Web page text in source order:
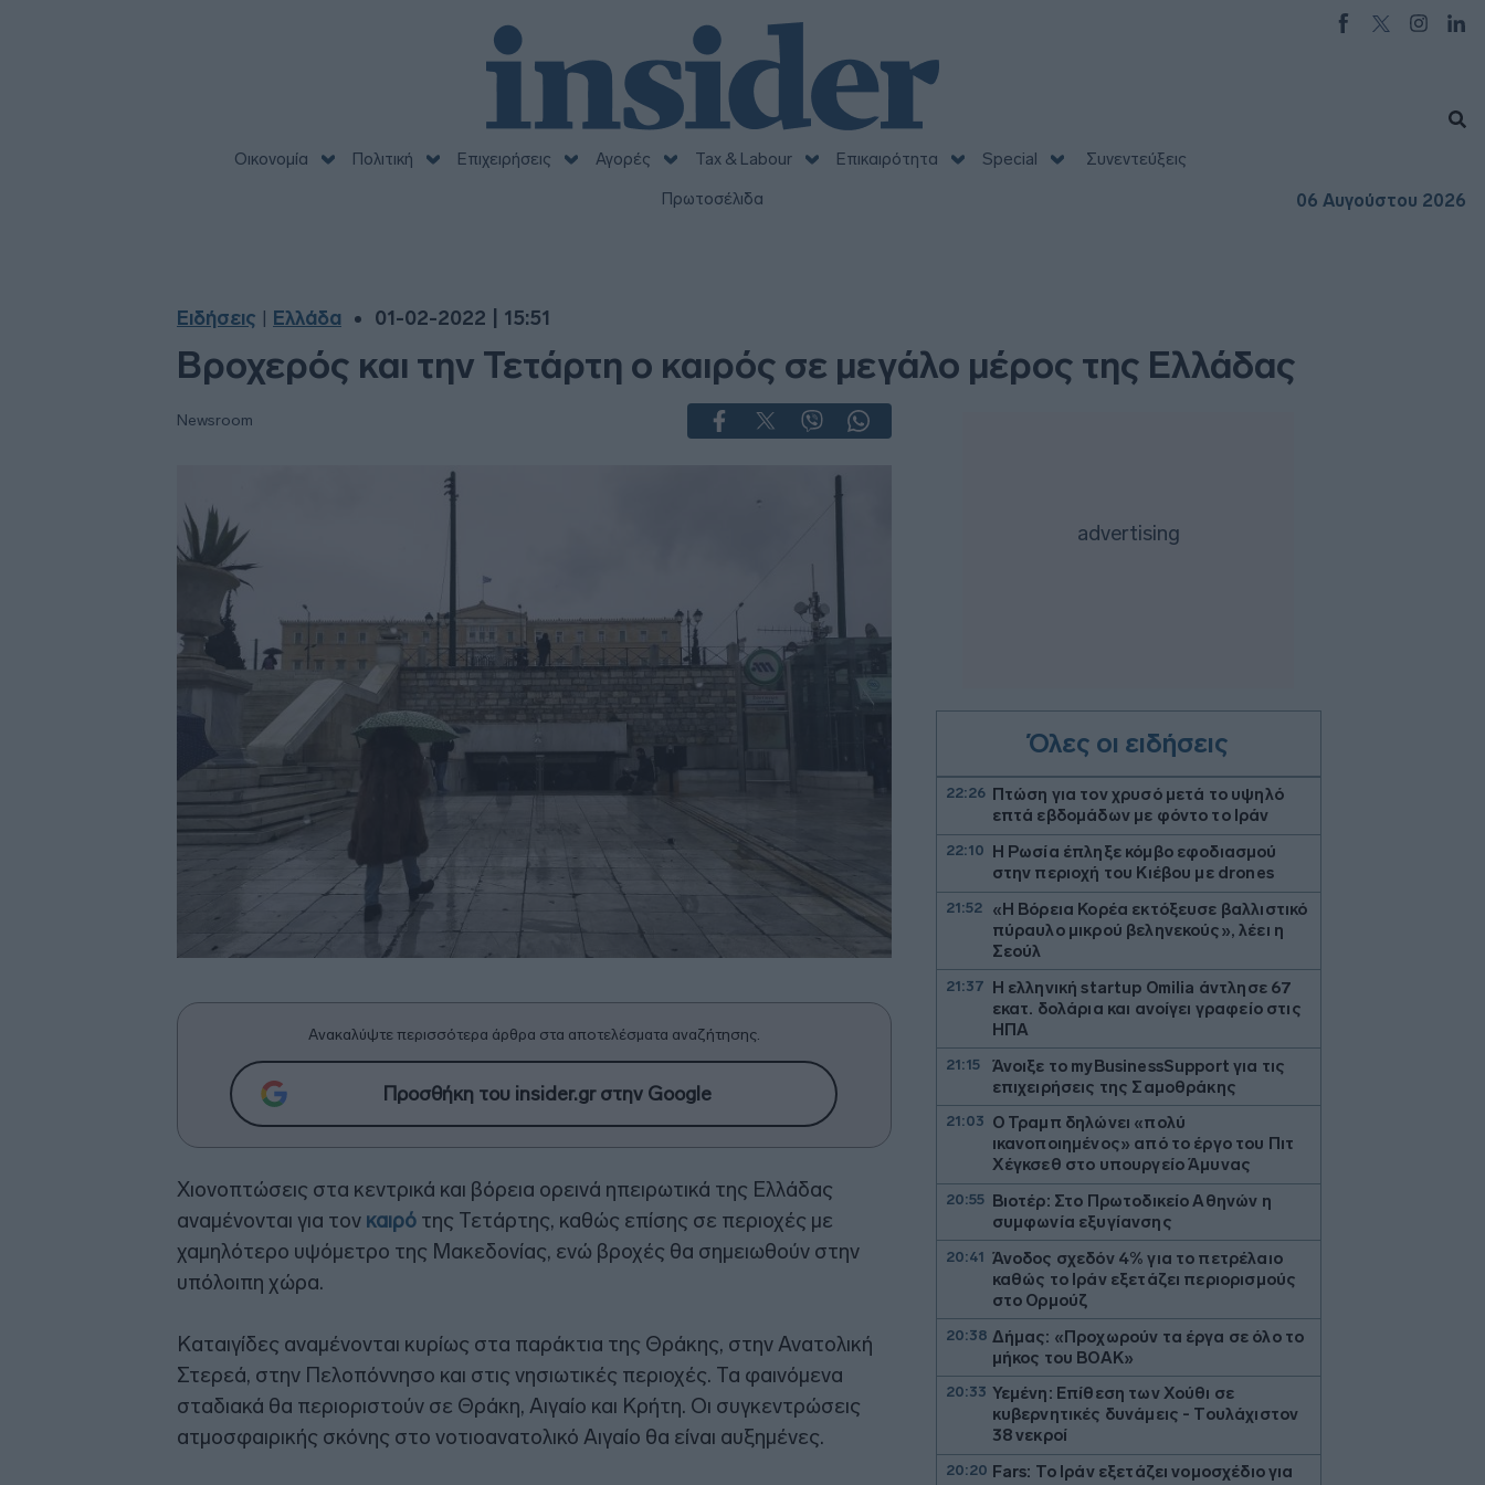
Οικονομία Πολιτική Επιχειρήσεις Αγορές Tax & Labour Επικαιρότητα Special
Συνεντεύξεις
Πρωτοσέλιδα
06 Αυγούστου 2026
Ειδήσεις Ελλάδα 01-02-2022 | 15:51
Βροχερός και την Τετάρτη ο καιρός σε μεγάλο μέρος της Ελλάδας
Newsroom
Ανακαλύψτε περισσότερα άρθρα στα αποτελέσματα αναζήτησης.
Προσθήκη του insider.gr στην Google
Χιονοπτώσεις στα κεντρικά και βόρεια ορεινά ηπειρωτικά της Ελλάδας
αναμένονται για τον καιρό της Τετάρτης, καθώς επίσης σε περιοχές με
χαμηλότερο υψόμετρο της Μακεδονίας, ενώ βροχές θα σημειωθούν στην
υπόλοιπη χώρα.
Καταιγίδες αναμένονται κυρίως στα παράκτια της Θράκης, στην Ανατολική
Στερεά, στην Πελοπόννησο και στις νησιωτικές περιοχές. Τα φαινόμενα
σταδιακά θα περιοριστούν σε Θράκη, Αιγαίο και Κρήτη. Οι συγκεντρώσεις
ατμοσφαιρικής σκόνης στο νοτιοανατολικό Αιγαίο θα είναι αυξημένες.
Όλες οι ειδήσεις
22:26
Πτώση για τον χρυσό μετά το υψηλό
επτά εβδομάδων με φόντο το Ιράν
22:10 Η Ρωσία έπληξε κόμβο εφοδιασμού
στην περιοχή του Κιέβου με drones
21:52
«Η Βόρεια Κορέα εκτόξευσε βαλλιστικό
πύραυλο μικρού βεληνεκούς», λέει η
Σεούλ
21:37 Η ελληνική startup Omilia άντλησε 67
εκατ. δολάρια και ανοίγει γραφείο στις
ΗΠΑ
21:15
Άνοιξε το myBusinessSupport για τις
επιχειρήσεις της Σαμοθράκης
21:03 Ο Τραμπ δηλώνει «πολύ
ικανοποιημένος» από το έργο του Πιτ
Χέγκσεθ στο υπουργείο Άμυνας
20:55 Βιοτέρ: Στο Πρωτοδικείο Αθηνών η
συμφωνία εξυγίανσης
20:41 Άνοδος σχεδόν 4% για το πετρέλαιο
καθώς το Ιράν εξετάζει περιορισμούς
στο Ορμούζ
20:38 Δήμας: «Προχωρούν τα έργα σε όλο το
μήκος του ΒΟΑΚ»
20:33 Υεμένη: Επίθεση των Χούθι σε
κυβερνητικές δυνάμεις - Τουλάχιστον
38 νεκροί
20:20 Fars: Το Ιράν εξετάζει νομοσχέδιο για